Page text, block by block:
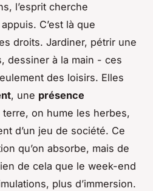
l’esprit cherche
C’est là que
droits. Jardiner, pétrir une
dessiner à la main - ces
des loisirs. Elles
, une présence
terre, on hume les herbes,
d’un jeu de société. Ce
qu’on absorbe, mais de
de cela que le week-end
plus d’immersion.